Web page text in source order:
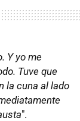
Y yo me
Tuve que
la cuna al lado
".